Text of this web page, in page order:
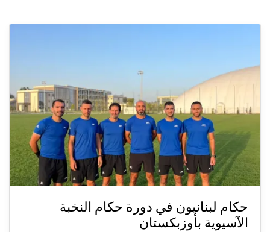
حكام لبنانيون في دورة حكام النخبة
الآسيوية بأوزبكستان